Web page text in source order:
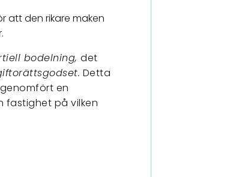
att den rikare maken
bodelning,det
Detta
en
fastighet på vilken